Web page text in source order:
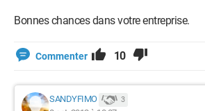
Bonnes chances dans votre entreprise.
Commenter 10
SANDYFIMO 3